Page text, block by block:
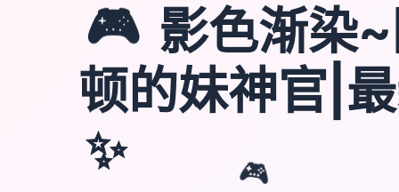
🎮
🎮 影色渐染
顿的妹神官|
✨